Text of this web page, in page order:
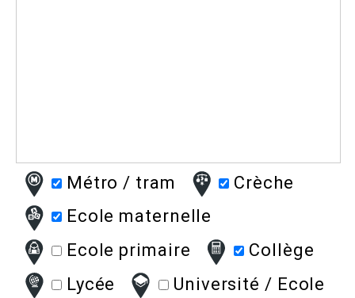
Métro / tram
Crèche
Ecole maternelle
Ecole primaire
Collège
Lycée
Université / Ecole